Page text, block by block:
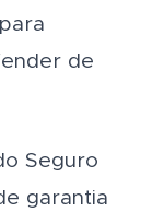
de
Seguro
garantia